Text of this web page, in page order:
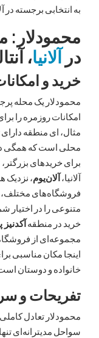
برجسته در آلانیا
محله
، آنتالیا
و امکانات:
یک محله پرجنب‌وجوش در
روزمره را برای زندگی
منطقه دارای تعداد
که همگی در فاصله
بزرگتر، ساکنان
، نزدیک هستند.
مختلف، کافه‌ها و
را در اختیار شما قرار
منطقهآکدنیز پارکاست
از فروشگاه‌ها،
مناسبی برای خرید،
و دوستان است.
و سرگرمی:
تعادل کاملی بین
تنها چند دقیقه